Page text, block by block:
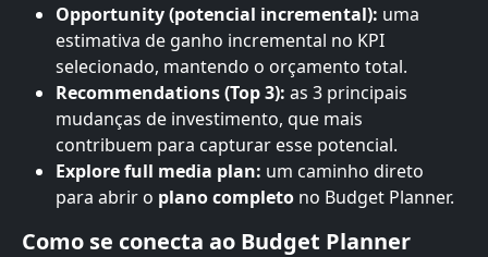
Opportunity (potencial incremental): uma
estimativa de ganho incremental no KPI
selecionado, mantendo o orçamento total.
Recommendations (Top 3): as 3 principais
mudanças de investimento, que mais
contribuem para capturar esse potencial.
Explore full media plan: um caminho direto
para abrir o plano completo no Budget Planner.
Como se conecta ao Budget Planner